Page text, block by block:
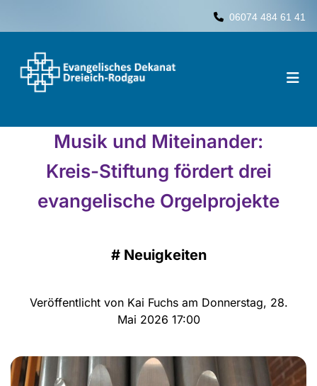
 06074 484 61 41
Musik und Miteinander:
Kreis-Stiftung fördert drei
evangelische Orgelprojekte
# Neuigkeiten
Veröffentlicht von Kai Fuchs am Donnerstag, 28.
Mai 2026 17:00